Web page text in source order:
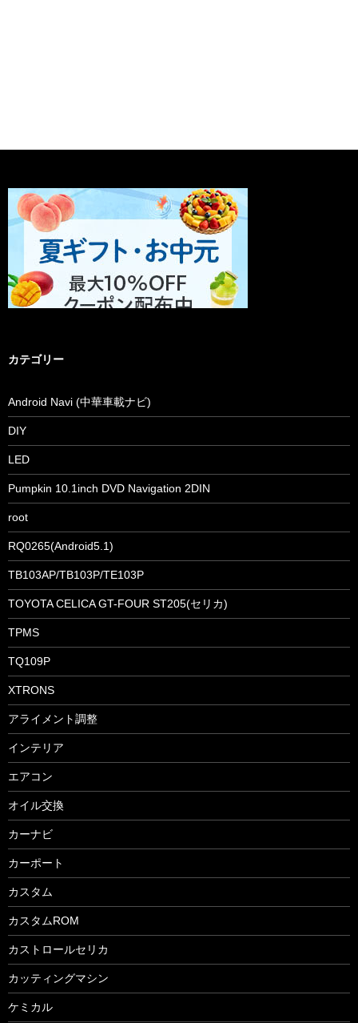
カテゴリー
Android Navi (中華車載ナビ)
DIY
LED
Pumpkin 10.1inch DVD Navigation 2DIN
root
RQ0265(Android5.1)
TB103AP/TB103P/TE103P
TOYOTA CELICA GT-FOUR ST205(セリカ)
TPMS
TQ109P
XTRONS
アライメント調整
インテリア
エアコン
オイル交換
カーナビ
カーポート
カスタム
カスタムROM
カストロールセリカ
カッティングマシン
ケミカル